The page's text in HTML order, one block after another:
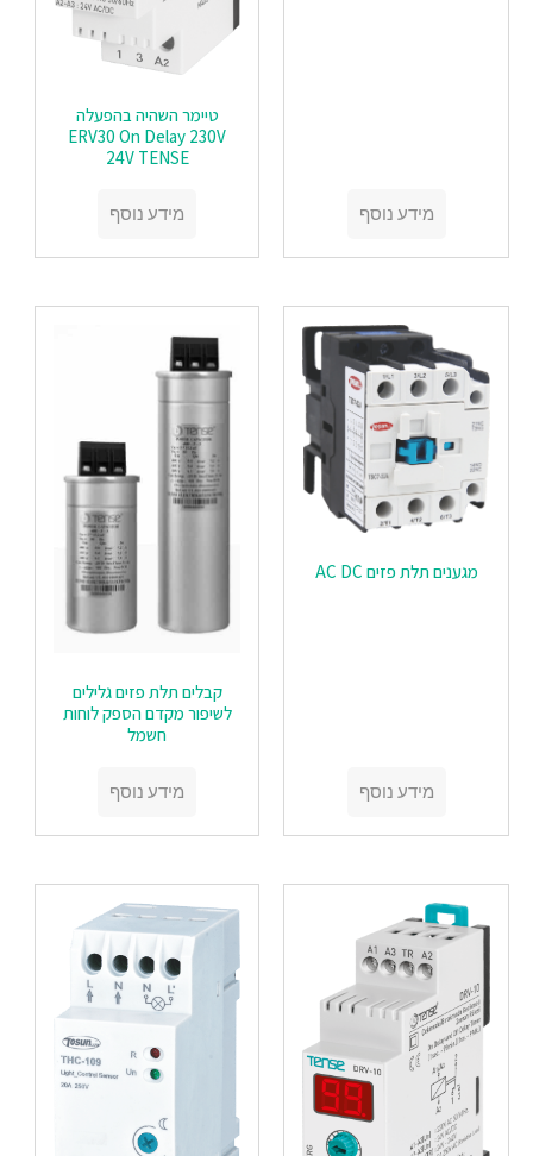
מידע נוסף
טיימר השהיה בהפעלה
ERV30 On Delay 230V
24V TENSE
מידע נוסף
מגענים תלת פזים AC DC
מידע נוסף
קבלים תלת פזים גלילים
לשיפור מקדם הספק לוחות
חשמל
מידע נוסף